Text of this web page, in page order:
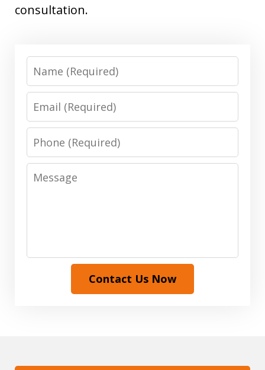
consultation.
Name
Email
Phone
Message
Contact Us Now